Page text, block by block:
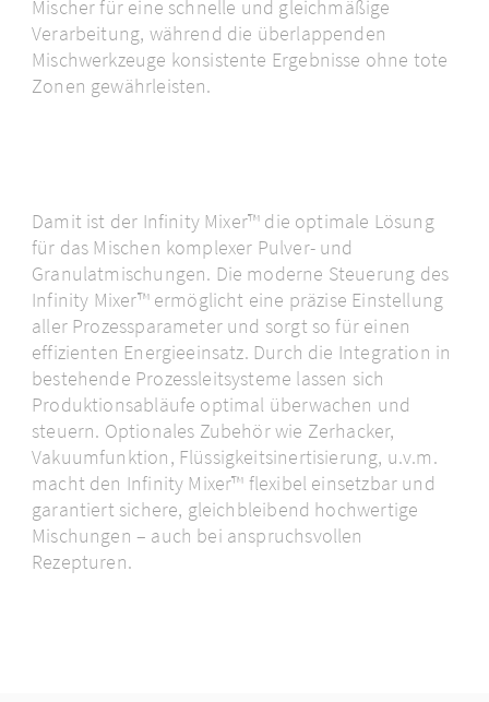
Mischer für eine schnelle und gleichmäßige
Verarbeitung, während die überlappenden
Mischwerkzeuge konsistente Ergebnisse ohne tote
Zonen gewährleisten.
Damit ist der Infinity Mixer™ die optimale Lösung
für das Mischen komplexer Pulver- und
Granulatmischungen. Die moderne Steuerung des
Infinity Mixer™ ermöglicht eine präzise Einstellung
aller Prozessparameter und sorgt so für einen
effizienten Energieeinsatz. Durch die Integration in
bestehende Prozessleitsysteme lassen sich
Produktionsabläufe optimal überwachen und
steuern. Optionales Zubehör wie Zerhacker,
Vakuumfunktion, Flüssigkeitsinertisierung, u.v.m.
macht den Infinity Mixer™ flexibel einsetzbar und
garantiert sichere, gleichbleibend hochwertige
Mischungen – auch bei anspruchsvollen
Rezepturen.